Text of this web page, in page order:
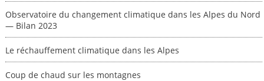
Observatoire du changement climatique dans les Alpes du Nord
— Bilan 2023
Le réchauffement climatique dans les Alpes
Coup de chaud sur les montagnes